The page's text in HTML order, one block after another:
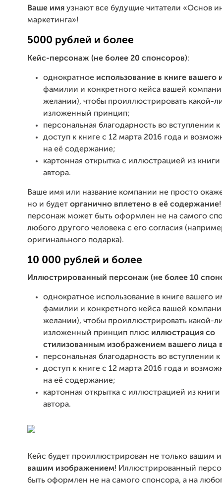
Ваше имя узнают все будущие читатели «Основ
маркетинга»!
5000 рублей и более
Кейс-персонаж (не более 20 спонсоров):
однократное использование в книге вашего
фамилии и конкретного кейса вашей
желании), чтобы проиллюстрировать какой-
изложенный принцип;
персональная благодарность во вступлении к
доступ к книге с 12 марта 2016 года и
на её содержание;
картонная открытка с иллюстрацией из
автора.
Ваше имя или название компании не просто
но и будет органично вплетено в её содержание
персонаж может быть оформлен не на самого
любого другого человека с его согласия
оригинального подарка).
10 000 рублей и более
Иллюстрированный персонаж (не более 10
однократное использование в книге вашего
фамилии и конкретного кейса вашей
желании), чтобы проиллюстрировать какой-
изложенный принцип плюс иллюстрация со
стилизованным изображением вашего лица
персональная благодарность во вступлении к
доступ к книге с 12 марта 2016 года и
на её содержание;
картонная открытка с иллюстрацией из
автора.
Кейс будет проиллюстрирован не только вашим
вашим изображением! Иллюстрированный
быть оформлен не на самого спонсора, а на